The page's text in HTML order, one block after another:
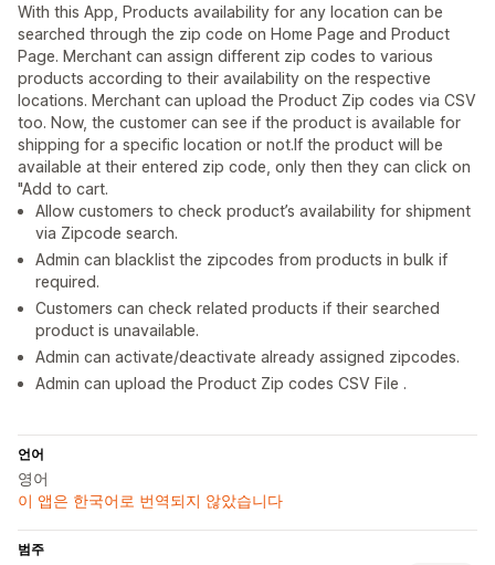
With this App, Products availability for any location can be
searched through the zip code on Home Page and Product
Page. Merchant can assign different zip codes to various
products according to their availability on the respective
locations. Merchant can upload the Product Zip codes via CSV
too. Now, the customer can see if the product is available for
shipping for a specific location or not.If the product will be
available at their entered zip code, only then they can click on
"Add to cart.
Allow customers to check product’s availability for shipment
via Zipcode search.
Admin can blacklist the zipcodes from products in bulk if
required.
Customers can check related products if their searched
product is unavailable.
Admin can activate/deactivate already assigned zipcodes.
Admin can upload the Product Zip codes CSV File .
언어
영어
이 앱은 한국어로 번역되지 않았습니다
범주